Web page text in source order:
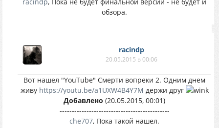
обзора.
racindp
20.05.2015 в 00:06
Вот нашел "YouTube" Смерти вопреки 2. Одним днем
живу https://youtu.be/a1UXW4B4Y7M держи друг
Добавлено (20.05.2015, 00:01)
---------------------------------------------
che707, Пока такой нашел.